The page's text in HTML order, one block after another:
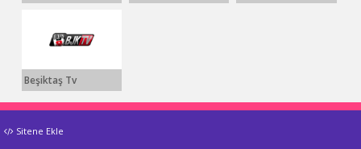
Beşiktaş Tv
Sitene Ekle